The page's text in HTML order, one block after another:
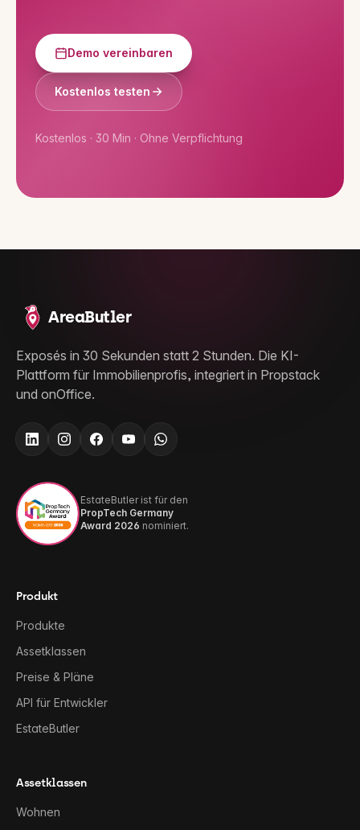
Demo vereinbaren
Kostenlos testen
Kostenlos · 30 Min · Ohne Verpflichtung
AreaButler
Exposés in 30 Sekunden statt 2 Stunden. Die KI-
Plattform für Immobilienprofis, integriert in Propstack
und onOffice.
EstateButler ist für den
PropTech Germany
Award 2026 nominiert.
Produkt
Produkte
Assetklassen
Preise & Pläne
API für Entwickler
EstateButler
Assetklassen
Wohnen